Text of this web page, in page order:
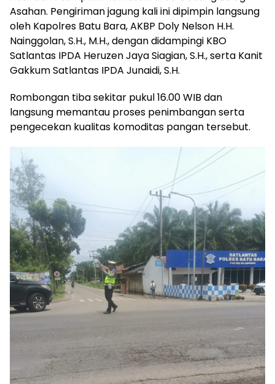
Asahan. Pengiriman jagung kali ini dipimpin langsung
oleh Kapolres Batu Bara, AKBP Doly Nelson H.H.
Nainggolan, S.H., M.H., dengan didampingi KBO
Satlantas IPDA Heruzen Jaya Siagian, S.H., serta Kanit
Gakkum Satlantas IPDA Junaidi, S.H.
​Rombongan tiba sekitar pukul 16.00 WIB dan
langsung memantau proses penimbangan serta
pengecekan kualitas komoditas pangan tersebut.